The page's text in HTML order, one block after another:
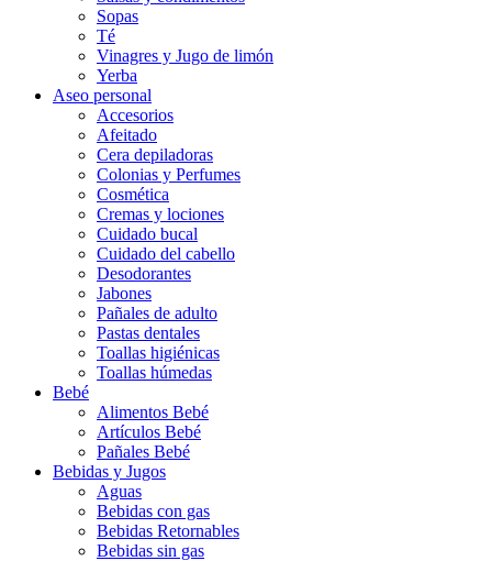
Sopas
Té
Vinagres y Jugo de limón
Yerba
Aseo personal
Accesorios
Afeitado
Cera depiladoras
Colonias y Perfumes
Cosmética
Cremas y lociones
Cuidado bucal
Cuidado del cabello
Desodorantes
Jabones
Pañales de adulto
Pastas dentales
Toallas higiénicas
Toallas húmedas
Bebé
Alimentos Bebé
Artículos Bebé
Pañales Bebé
Bebidas y Jugos
Aguas
Bebidas con gas
Bebidas Retornables
Bebidas sin gas